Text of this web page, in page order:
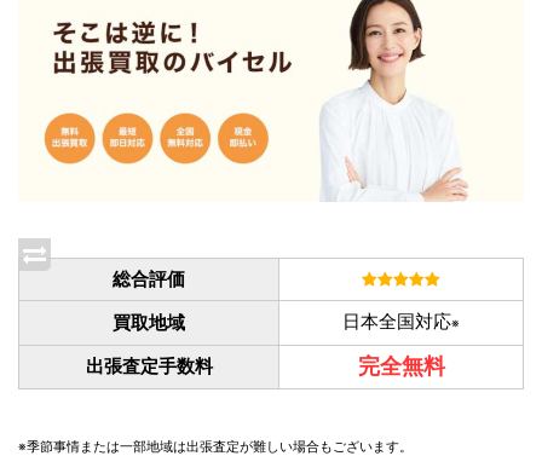
総合評価
買取地域
日本全国対応※
出張査定手数料 完全無料
※季節事情または一部地域は出張査定が難しい場合もございます。